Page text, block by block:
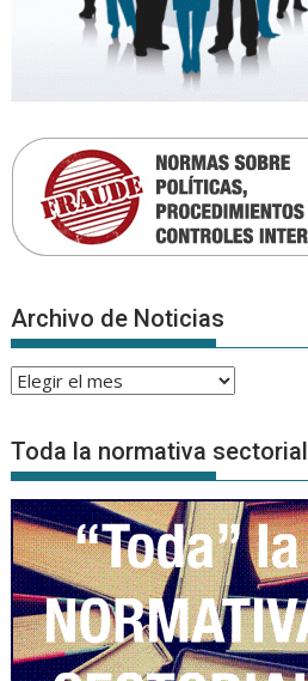
Archivo de Noticias
Archivo
Noticias
Toda la normativa sectorial